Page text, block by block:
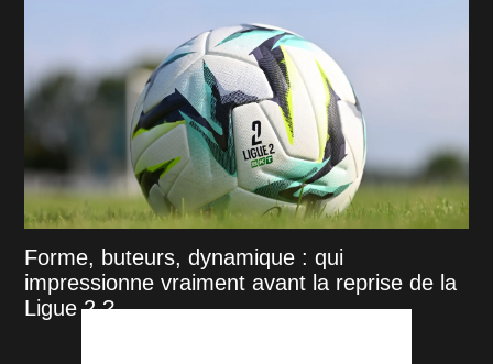
Forme, buteurs, dynamique : qui
impressionne vraiment avant la reprise de la
Ligue 2 ?